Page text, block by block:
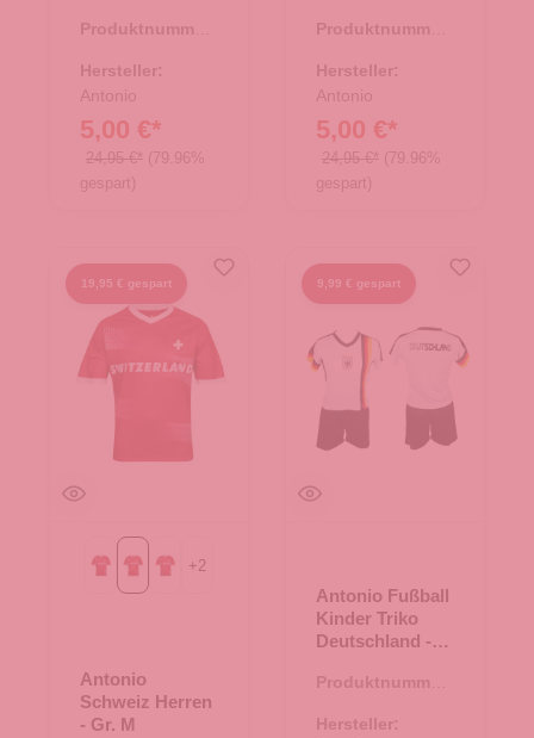
Produktnummer:
Hersteller:
Antonio
5,00 €*
24,95 €* (79.96%
gespart)
Produktnummer:
Hersteller:
Antonio
5,00 €*
24,95 €* (79.96%
gespart)
19,95 € gespart
Gr. LGr. MGr. S
+2
Antonio
Schweiz Herren
- Gr. M
9,99 € gespart
Antonio Fußball
Kinder Triko
Deutschland -
Produktnummer:
Hersteller: